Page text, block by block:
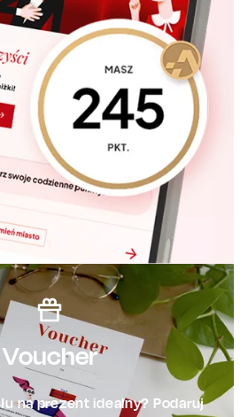
Voucher
na prezent idealny? Podaruj